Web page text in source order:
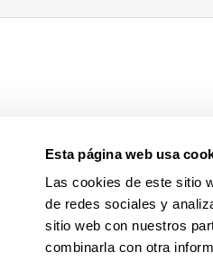
Esta página web usa
Las cookies de este sitio
de redes sociales y
sitio web con nuestros
combinarla con otra